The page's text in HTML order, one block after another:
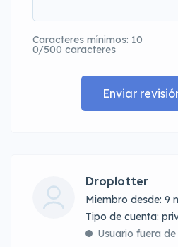
Caracteres mínimos: 10
0/500 caracteres
Enviar
Droplotter
Miembro desde: 9
tipo de cuenta:
Usuario fuera de